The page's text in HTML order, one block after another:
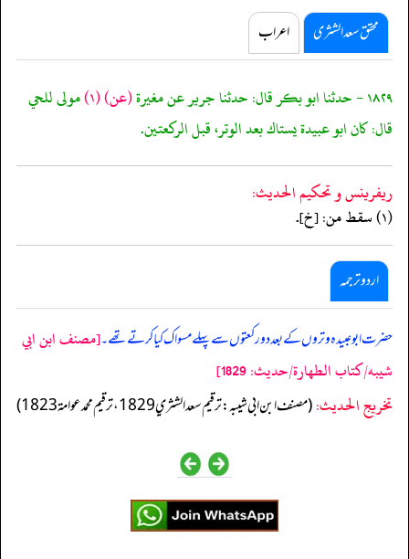
محقق سعد الشثری اعراب
١٨٢٩ - حدثنا ابو بكر قال: حدثنا جرير عن مغيرة (عن)(١) مولى للحي
قال: كان ابو عبيدة يستاك بعد الوتر، قبل الركعتين.
ريفرينس و تحكيم الحدیث:
(١) سقط من: [خ].
اردو ترجمہ
حضرت ابو عبیدہ وتروں کے بعد دو رکعتوں سے پہلے مسواک کیا کرتے تھے۔[مصنف ابن ابي
شيبه/كتاب الطهارة/حدیث: 1829]
تخریج الحدیث:(مصنف ابن ابي شيبه: ترقيم سعد الشثري 1829، ترقيم محمد عوامة 1823)